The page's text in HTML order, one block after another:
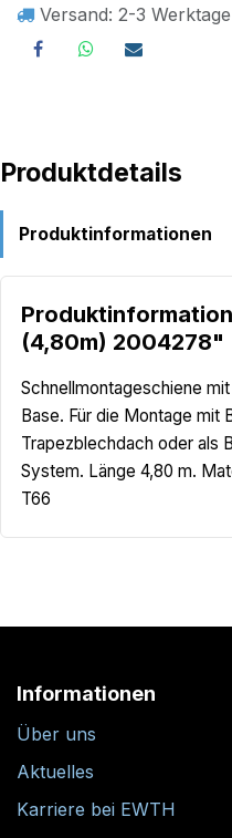
Versand: 2-3 Werktage
Produktdetails
Produktinformationen
(4,80m) 2004278"
Schnellmontageschiene
Base. Für die Montage mit
Trapezblechdach oder als
System. Länge 4,80 m.
T66
Informationen
Über uns
Aktuelles
Karriere bei EWTH